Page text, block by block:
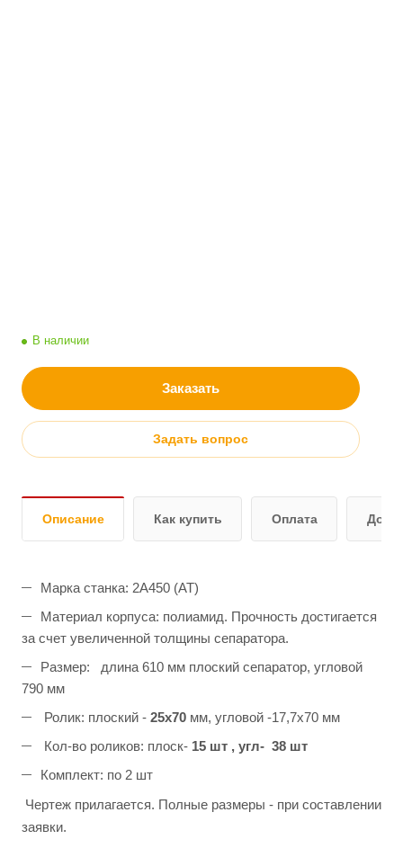
В наличии
Заказать
Задать вопрос
Описание Как купить Оплата
Марка станка: 2А450 (АТ)
Материал корпуса: полиамид. Прочность достигается
за счет увеличенной толщины сепаратора.
Размер: длина 610 мм плоский сепаратор, угловой
790 мм
Ролик: плоский - 25х70 мм, угловой -17,7х70 мм
Кол-во роликов: плоск- 15 шт , угл- 38 шт
Комплект: по 2 шт
Чертеж прилагается. Полные размеры - при составлении
заявки.